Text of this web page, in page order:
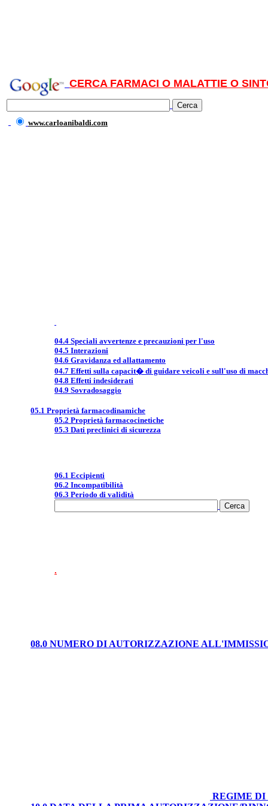
CERCA FARMACI O MALATTIE O
www.carloanibaldi.com
04.4 Speciali avvertenze e precauzioni per l'uso
04.5 Interazioni
04.6 Gravidanza ed allattamento
04.7 Effetti sulla capacit� di guidare veicoli e sull'uso di
04.8 Effetti indesiderati
04.9 Sovradosaggio
05.1 Proprietà farmacodinamiche
05.2 Proprietà farmacocinetiche
05.3 Dati preclinici di sicurezza
06.1 Eccipienti
06.2 Incompatibilità
06.3 Periodo di validità
.
08.0 NUMERO DI AUTORIZZAZIONE
REGIME DI